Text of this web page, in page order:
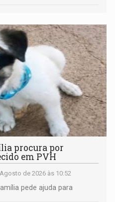
procura por
em PVH
de 2026 às 10:52
pede ajuda para